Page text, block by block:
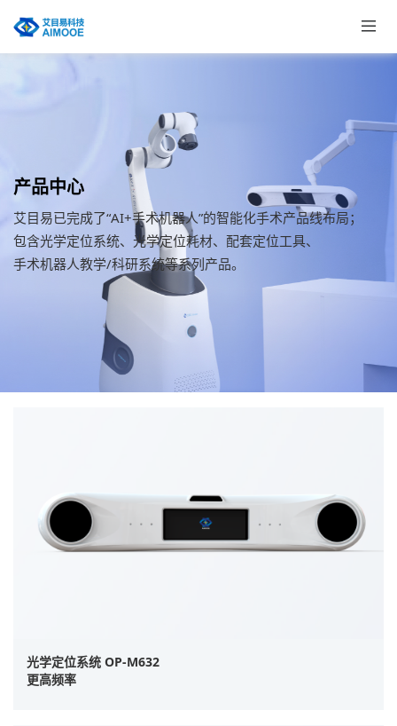
产品中心
艾目易已完成了“AI+手术机器人”的智能化手术产品线布局；
包含光学定位系统、光学定位耗材、配套定位工具、
手术机器人教学/科研系统等系列产品。
光学定位系统 OP-M632
更高频率